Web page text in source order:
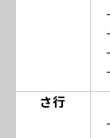
さ行